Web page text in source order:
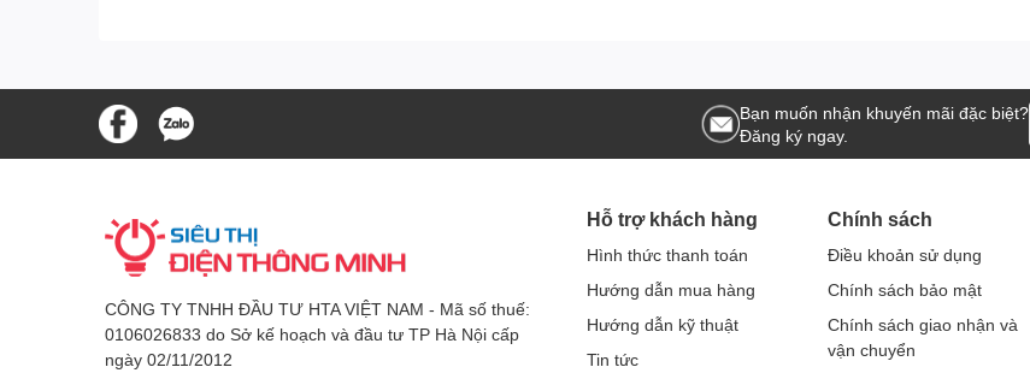
Bạn muốn nhận khuyến mãi đặc biệt?
Đăng ký ngay.
CÔNG TY TNHH ĐẦU TƯ HTA VIỆT NAM - Mã số thuế:
0106026833 do Sở kế hoạch và đầu tư TP Hà Nội cấp
ngày 02/11/2012
Hỗ trợ khách hàng
Hình thức thanh toán
Hướng dẫn mua hàng
Hướng dẫn kỹ thuật
Tin tức
Chính sách
Điều khoản sử dụng
Chính sách bảo mật
Chính sách giao nhận và
vận chuyển